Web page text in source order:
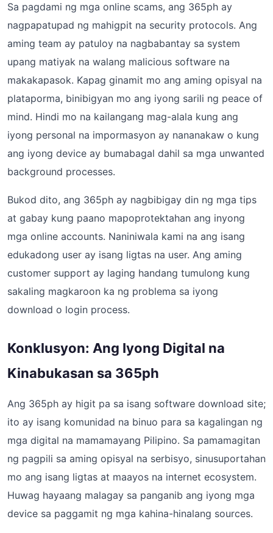
Sa pagdami ng mga online scams, ang 365ph ay
nagpapatupad ng mahigpit na security protocols. Ang
aming team ay patuloy na nagbabantay sa system
upang matiyak na walang malicious software na
makakapasok. Kapag ginamit mo ang aming opisyal na
plataporma, binibigyan mo ang iyong sarili ng peace of
mind. Hindi mo na kailangang mag-alala kung ang
iyong personal na impormasyon ay nananakaw o kung
ang iyong device ay bumabagal dahil sa mga unwanted
background processes.
Bukod dito, ang 365ph ay nagbibigay din ng mga tips
at gabay kung paano mapoprotektahan ang inyong
mga online accounts. Naniniwala kami na ang isang
edukadong user ay isang ligtas na user. Ang aming
customer support ay laging handang tumulong kung
sakaling magkaroon ka ng problema sa iyong
download o login process.
Konklusyon: Ang Iyong Digital na
Kinabukasan sa 365ph
Ang 365ph ay higit pa sa isang software download site;
ito ay isang komunidad na binuo para sa kagalingan ng
mga digital na mamamayang Pilipino. Sa pamamagitan
ng pagpili sa aming opisyal na serbisyo, sinusuportahan
mo ang isang ligtas at maayos na internet ecosystem.
Huwag hayaang malagay sa panganib ang iyong mga
device sa paggamit ng mga kahina-hinalang sources.